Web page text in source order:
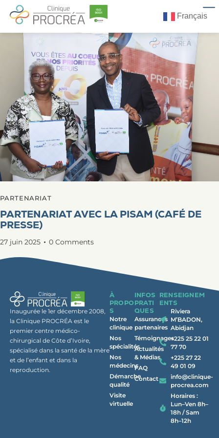
Français
PARTENARIAT
PARTENARIAT AVEC LA PISAM (CAFÉ DE
PRESSE)
27 juin 2025 0 Comments
Inaugurée le 1er décembre 2008,
la Clinique PROCRÉA est le
premier centre médico-
chirurgical de Côte d’Ivoire,
spécialisé dans la santé de la mère
et de l’enfant et dans la
reproduction.
À
PROPO
S
Notre
clinique
Nos
spécialités
Nos
médecins
Démarche
qualité
Visite
virtuelle
INFOS
PRATI
QUES
Assurances
partenaires
Témoignages
Actualités
& Médias
FAQ
Contact
RENSEIGNEM
ENTS
Riviera
M’BADON,
Abidjan
+225 25 22 01
77 70
+225 27 22
49 01 09
info@clinique-
procrea.com
Horaires :
Lun–Ven 8h–
18h / Sam
8h–12h